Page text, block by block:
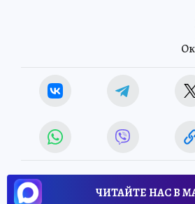
ЧИТАЙТЕ НАС В